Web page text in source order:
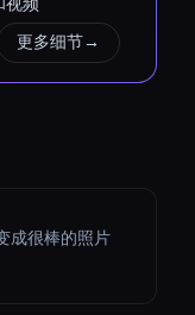
视频
更多细节→
成很棒的照片